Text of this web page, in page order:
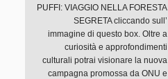
PUFFI: VIAGGIO NELLA FORESTA
SEGRETA cliccando sull’
immagine di questo box. Oltre a
curiosità e approfondimenti
culturali potrai visionare la nuova
campagna promossa da ONU e